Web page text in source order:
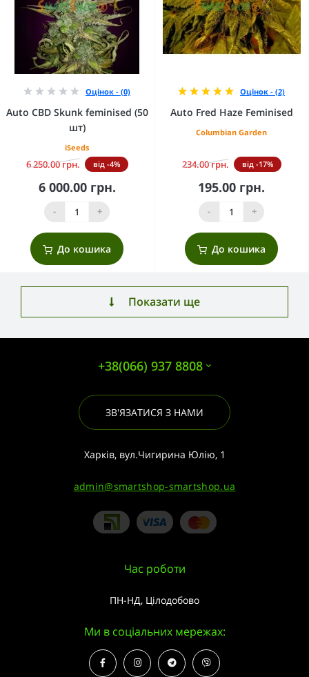
Оцінок - (0)
Auto CBD Skunk feminised (50
шт)
iSeeds
6 250.00 грн. від -4%
6 000.00 грн.
- +
До кошика
Оцінок - (2)
Auto Fred Haze Feminised
Columbian Garden
234.00 грн. від -17%
195.00 грн.
- +
До кошика
Показати ще
+38(066) 937 8808
ЗВ'ЯЗАТИСЯ З НАМИ
Харків, вул.Чигирина Юлію, 1
admin@smartshop-smartshop.ua
Час роботи
ПН-НД, Цілодобово
Ми в соціальних мережах: